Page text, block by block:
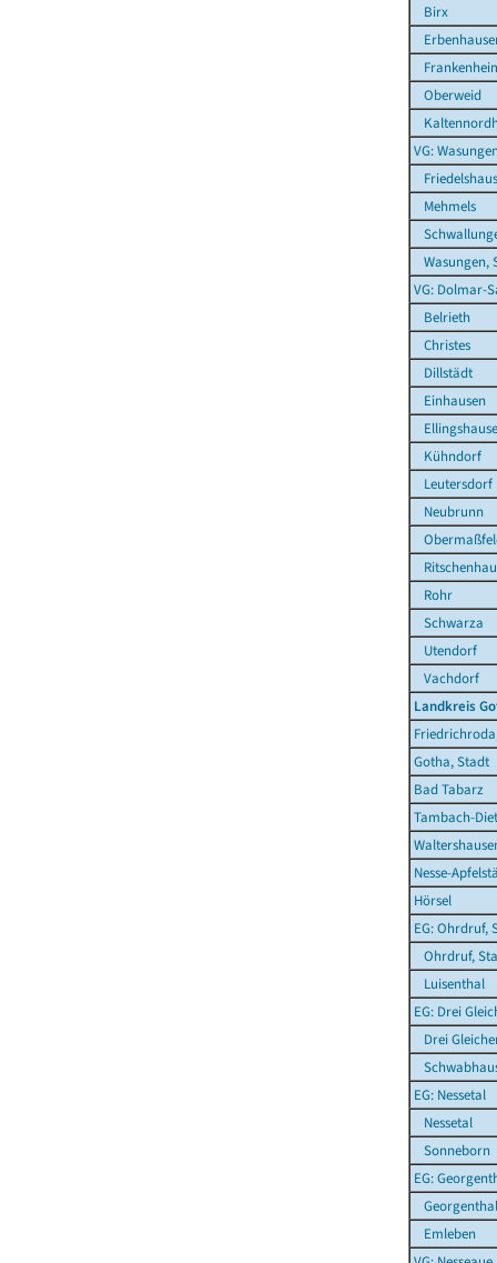
Birx
Oberweid
VG:
Mehmels
Wasungen,
VG: Dolmar-
Belrieth
Christes
Dillstädt
Einhausen
Kühndorf
Leutersdorf
Neubrunn
Rohr
Schwarza
Utendorf
Vachdorf
Landkreis
Gotha, Stadt
Bad Tabarz
Tambach-
Nesse-
Hörsel
EG: Ohrdruf,
Ohrdruf,
Luisenthal
EG: Drei
Drei
EG: Nessetal
Nessetal
Sonneborn
EG:
Georgenthal
Emleben